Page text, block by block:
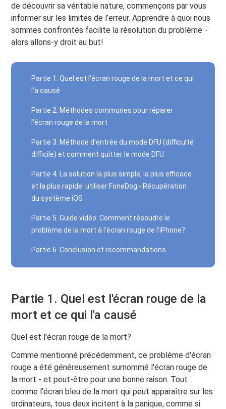
de découvrir sa véritable nature, commençons par vous
informer sur les limites de l’erreur. Apprendre à quoi nous
sommes confrontés facilite la résolution du problème -
alors allons-y droit au but!
Partie 1. Quel est l'écran rouge de la mort et ce qui
l'a causé
Partie 2. Méthodes communes pour réparer
l'écran rouge de la mort
Partie 3. Méthode d'entrée du mode DFU (difficulté
difficile) et comment quitter le mode DFU
Partie 4. La solution la plus simple, la plus efficace
et la plus rapide: utiliser FoneDog - Récupération
du système iOS
Partie 5. Guide vidéo: Comment résoudre le
problème de la mort à l'écran rouge de l'iPhone?
Partie 6. Conclusion et recommandations
Partie 1. Quel est l'écran rouge de la
mort et ce qui l'a causé
Quel est l'écran rouge de la mort?
Comme mentionné précédemment, ce problème d'écran
rouge a été généreusement surnommé l'écran rouge de
la mort - et peut-être pour une bonne raison. Tout
comme l'écran bleu de la mort qui peut apparaître sur les
ordinateurs, tous deux incitent à la panique, comme si